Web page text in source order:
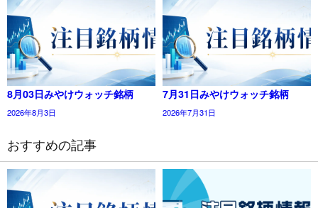
8月03日みやけウォッチ銘柄
2026年8月3日
7月31日みやけウォッチ銘柄
2026年7月31日
おすすめの記事